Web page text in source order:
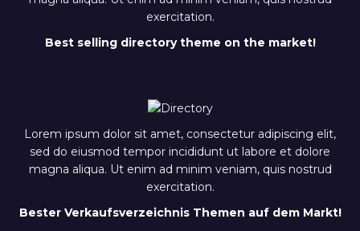
exercitation.
Best selling directory theme on the market!
Lorem ipsum dolor sit amet, consectetur adipiscing elit,
sed do eiusmod tempor incididunt ut labore et dolore
magna aliqua. Ut enim ad minim veniam, quis nostrud
exercitation.
Bester Verkaufsverzeichnis Themen auf dem Markt!